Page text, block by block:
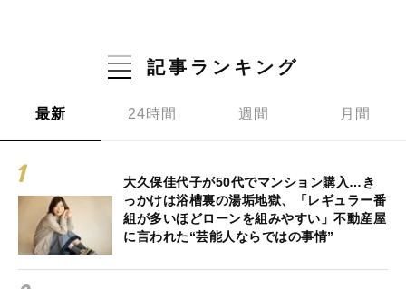
記事ランキング
最新 24時間 週間 月間
大久保佳代子が50代でマンション購入…き
っかけは浴槽裏の湯垢地獄、「レギュラー番
組が多いほどローンを組みやすい」不動産屋
に言われた“芸能人ならではの事情”